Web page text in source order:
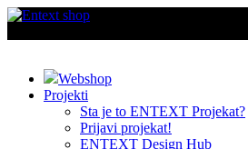
Webshop
Projekti
Sta je to ENTEXT Projekat?
Prijavi projekat!
ENTEXT Design Hub